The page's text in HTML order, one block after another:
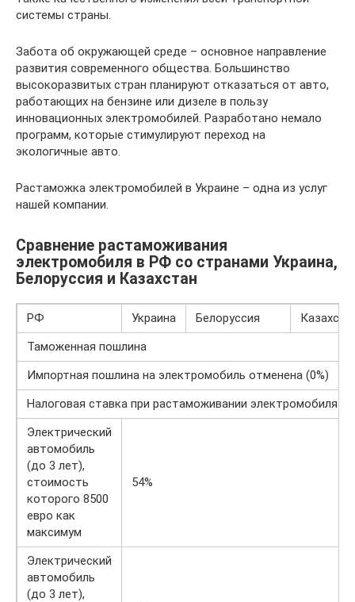
системы страны.
Забота об окружающей среде – основное направление
развития современного общества. Большинство
высокоразвитых стран планируют отказаться от авто,
работающих на бензине или дизеле в пользу
инновационных электромобилей. Разработано немало
программ, которые стимулируют переход на
экологичные авто.
Растаможка электромобилей в Украине – одна из услуг
нашей компании.
Сравнение растаможивания
электромобиля в РФ со странами Украина,
Белоруссия и Казахстан
РФ Украина Белоруссия
Таможенная пошлина
Импортная пошлина на электромобиль отменена (0%)
Налоговая ставка при растаможивании электромобиля
Электрический
автомобиль
(до 3 лет),
стоимость
которого 8500
евро как
максимум
54%
Электрический
автомобиль
(до 3 лет),